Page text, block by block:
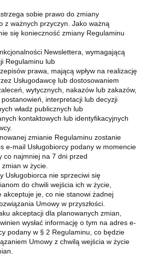
sobie prawo do zmiany
z ważnych przyczyn. Jako ważną
się konieczność zmiany Regulaminu
Newslettera, wymagającą
Regulaminu lub
prawa, mającą wpływ na realizację
Usługodawcę lub dostosowaniem
wytycznych, nakazów lub zakazów,
interpretacji lub decyzji
władz publicznych lub
kontaktowych lub identyfikacyjnych
zmianie Regulaminu zostanie
e-mail Usługobiorcy podany w momencie
co najmniej na 7 dni przed
w życie.
Usługobiorca nie sprzeciwi się
do chwili wejścia ich w życie,
akceptuje je, co nie stanowi żadnej
Umowy w przyszłości.
akceptacji dla planowanych zmian,
wysłać informację o tym na adres e-
podany w § 2 Regulaminu, co będzie
Umowy z chwilą wejścia w życie